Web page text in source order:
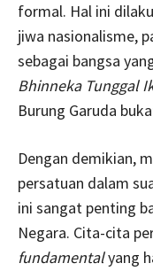
formal. Hal ini
jiwa nasionalisme,
sebagai bangsa
Bhinneka Tunggal
Burung Garuda
Dengan demikian,
persatuan dalam
ini sangat penting
Negara. Cita-cita
fundamentalyang